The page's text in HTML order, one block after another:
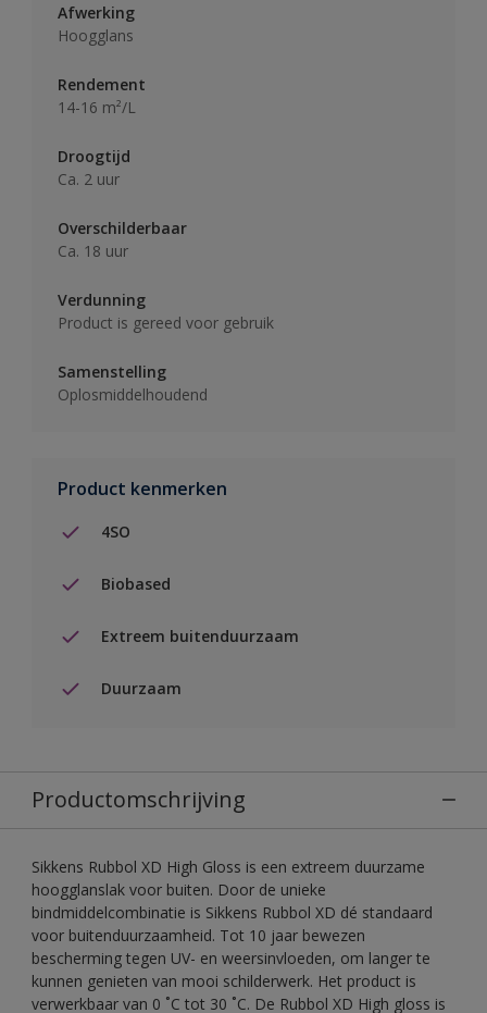
Afwerking
Hoogglans
Rendement
14-16 m²/L
Droogtijd
Ca. 2 uur
Overschilderbaar
Ca. 18 uur
Verdunning
Product is gereed voor gebruik
Samenstelling
Oplosmiddelhoudend
Product kenmerken
4SO
Biobased
Extreem buitenduurzaam
Duurzaam
Productomschrijving
Sikkens Rubbol XD High Gloss is een extreem duurzame
hoogglanslak voor buiten. Door de unieke
bindmiddelcombinatie is Sikkens Rubbol XD dé standaard
voor buitenduurzaamheid. Tot 10 jaar bewezen
bescherming tegen UV- en weersinvloeden, om langer te
kunnen genieten van mooi schilderwerk. Het product is
verwerkbaar van 0 ˚C tot 30 ˚C. De Rubbol XD High gloss is